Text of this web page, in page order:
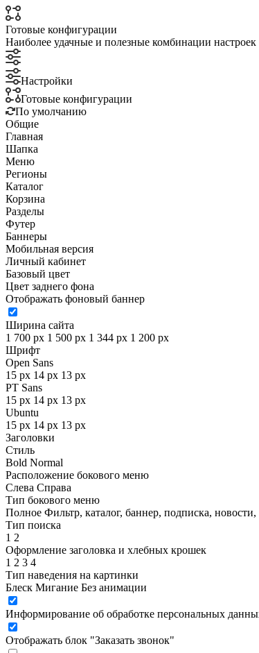
Готовые конфигурации
Наиболее удачные и полезные комбинации
Настройки
Готовые конфигурации
По умолчанию
Общие
Главная
Шапка
Меню
Регионы
Каталог
Корзина
Разделы
Футер
Баннеры
Мобильная версия
Личный кабинет
Базовый цвет
Цвет заднего фона
Отображать фоновый баннер
Ширина сайта
1 700 px 1 500 px 1 344 px 1 200 px
Шрифт
Open Sans
15 px 14 px 13 px
PT Sans
15 px 14 px 13 px
Ubuntu
15 px 14 px 13 px
Заголовки
Стиль
Bold Normal
Расположение бокового меню
Слева Справа
Тип бокового меню
Полное Фильтр, каталог, баннер, подписка, новости,
Тип поиска
1 2
Оформление заголовка и хлебных крошек
1 2 3 4
Тип наведения на картинки
Блеск Мигание Без анимации
Информирование об обработке персональных
Отображать блок "Заказать звонок"